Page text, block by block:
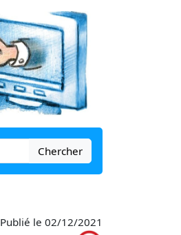
Chercher
Publié le 02/12/2021